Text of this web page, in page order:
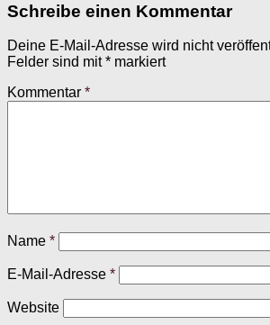
Schreibe einen Kommentar
Deine E-Mail-Adresse wird nicht
Felder sind mit* markiert
Kommentar *
Name *
E-Mail-Adresse *
Website